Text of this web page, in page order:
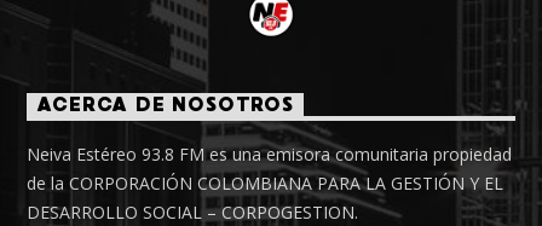
ACERCA DE NOSOTROS
Neiva Estéreo 93.8 FM es una emisora comunitaria propiedad
de la CORPORACIÓN COLOMBIANA PARA LA GESTIÓN Y EL
DESARROLLO SOCIAL – CORPOGESTION.